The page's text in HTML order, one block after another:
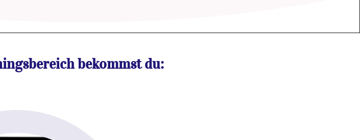
bekommst du: